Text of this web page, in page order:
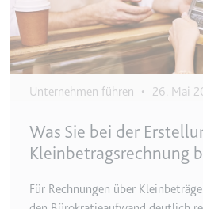
Typ:
IndexedDB
Unternehmen führen • 26. Mai
Was Sie bei der
Kleinbetragsrechnung
Für Rechnungen über